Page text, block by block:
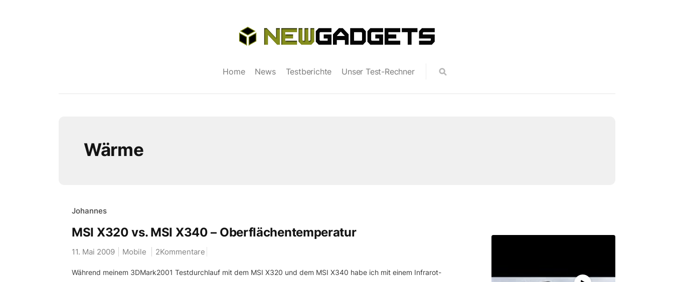
Home News Testberichte Unser Test-Rechner
Wärme
Johannes
MSI X320 vs. MSI X340 – Oberflächentemperatur
11. Mai 2009 Mobile 2Kommentare
Während meinem 3DMark2001 Testdurchlauf mit dem MSI X320 und dem MSI X340 habe ich mit einem Infrarot-